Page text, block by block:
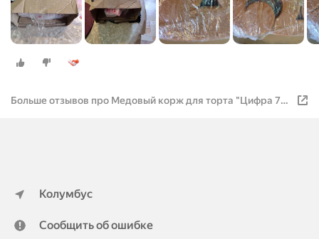
Больше отзывов про Медовый корж для торта "Цифра 7"
Колумбус
Сообщить об ошибке